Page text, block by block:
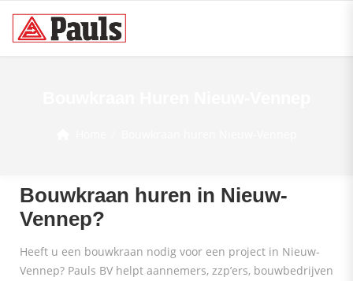
Bouwkraan huren in Nieuw-
Vennep?
Heeft u een bouwkraan nodig voor een project in Nieuw-
Vennep? Pauls BV helpt aannemers, zzp’ers, bouwbedrijven